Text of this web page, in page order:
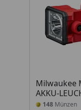
Milwaukee
AKKU-
148 Münzen